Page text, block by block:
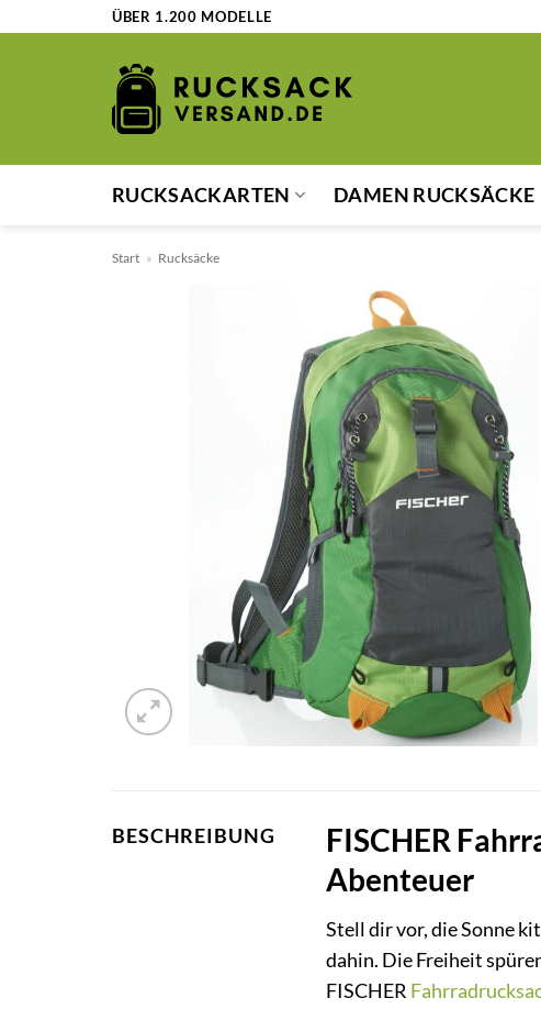
ÜBER 1.200 MODELLE
RUCKSACKARTEN DAMEN RUCKSÄCKE
Start » Rucksäcke
BESCHREIBUNG
FISCHER
Abenteuer
Stell dir vor, die Sonne
dahin. Die Freiheit
FISCHER